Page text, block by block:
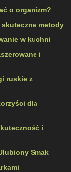
o organizm?
metody
w kuchni
i
ruskie z
dla
i
Smak